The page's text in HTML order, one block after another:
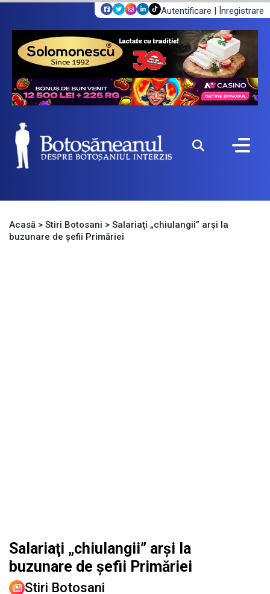
Autentificare | Înregistrare
Acasă > Stiri Botosani > Salariaţi „chiulangii” arşi la
buzunare de şefii Primăriei
Salariaţi „chiulangii” arşi la
buzunare de şefii Primăriei
Stiri Botosani